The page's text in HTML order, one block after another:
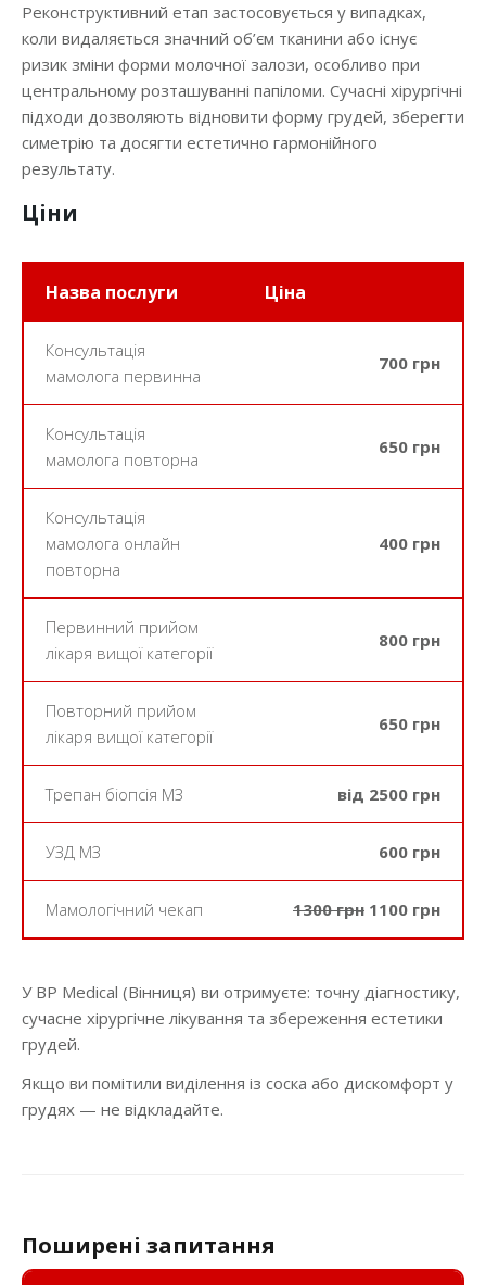
Реконструктивний етап застосовується у випадках,
коли видаляється значний об’єм тканини або існує
ризик зміни форми молочної залози, особливо при
центральному розташуванні папіломи. Сучасні хірургічні
підходи дозволяють відновити форму грудей, зберегти
симетрію та досягти естетично гармонійного
результату.
Ціни
Назва послуги Ціна
Консультація
мамолога первинна
700 грн
Консультація
мамолога повторна
650 грн
Консультація
мамолога онлайн
повторна
400 грн
Первинний прийом
лікаря вищої категорії
800 грн
Повторний прийом
лікаря вищої категорії
650 грн
Трепан біопсія МЗ від 2500 грн
УЗД МЗ 600 грн
Мамологічний чекап 1300 грн 1100 грн
У BP Medical (Вінниця) ви отримуєте: точну діагностику,
сучасне хірургічне лікування та збереження естетики
грудей.
Якщо ви помітили виділення із соска або дискомфорт у
грудях — не відкладайте.
Поширені запитання